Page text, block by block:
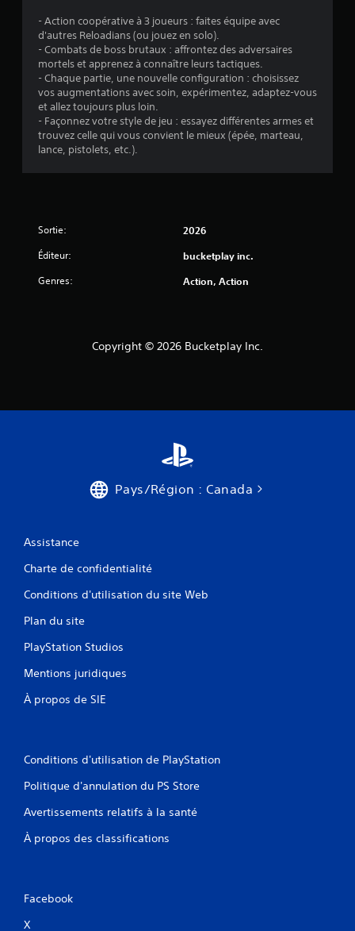
- Action coopérative à 3 joueurs : faites équipe avec
d'autres Reloadians (ou jouez en solo).
- Combats de boss brutaux : affrontez des adversaires
mortels et apprenez à connaître leurs tactiques.
- Chaque partie, une nouvelle configuration : choisissez
vos augmentations avec soin, expérimentez, adaptez-vous
et allez toujours plus loin.
- Façonnez votre style de jeu : essayez différentes armes et
trouvez celle qui vous convient le mieux (épée, marteau,
lance, pistolets, etc.).
Sortie: 2026
Éditeur: bucketplay inc.
Genres: Action, Action
Copyright © 2026 Bucketplay Inc.
Pays/Région : Canada
Assistance
Charte de confidentialité
Conditions d'utilisation du site Web
Plan du site
PlayStation Studios
Mentions juridiques
À propos de SIE
Conditions d'utilisation de PlayStation
Politique d'annulation du PS Store
Avertissements relatifs à la santé
À propos des classifications
Facebook
X